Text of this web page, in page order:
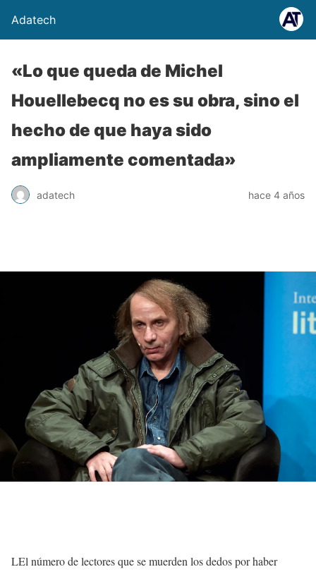
Adatech
«Lo que queda de Michel
Houellebecq no es su obra, sino el
hecho de que haya sido
ampliamente comentada»
adatech hace 4 años
LEl número de lectores que se muerden los dedos por haber